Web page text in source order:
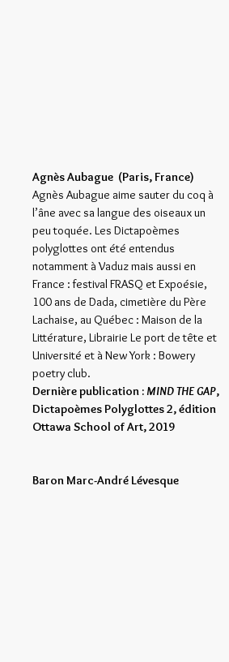
Agnès Aubague  (Paris, France)
Agnès Aubague aime sauter du coq à
l’âne avec sa langue des oiseaux un
peu toquée. Les Dictapoèmes
polyglottes ont été entendus
notamment à Vaduz mais aussi en
France : festival FRASQ et Expoésie,
100 ans de Dada, cimetière du Père
Lachaise, au Québec : Maison de la
Littérature, Librairie Le port de tête et
Université et à New York : Bowery
poetry club.
Dernière publication : MIND THE GAP,
Dictapoèmes Polyglottes 2, édition
Ottawa School of Art, 2019
Baron Marc-André Lévesque